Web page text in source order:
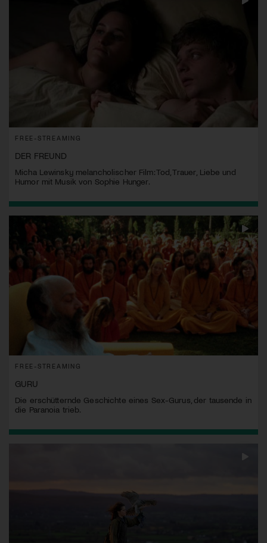
FREE-STREAMING
DER FREUND
Micha Lewinsky melancholischer Film: Tod, Trauer, Liebe und
Humor mit Musik von Sophie Hunger.
FREE-STREAMING
GURU
Die erschütternde Geschichte eines Sex-Gurus, der tausende in
die Paranoia trieb.